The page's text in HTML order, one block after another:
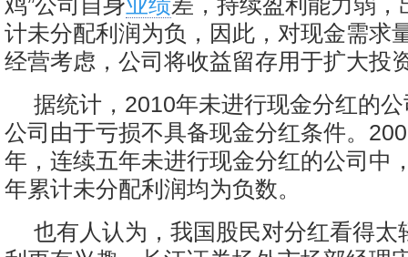
计未分配利润为负，因此，对现金需求
经营考虑，公司将收益留存用于扩大投
据统计，2010年未进行现金分红的
公司由于亏损不具备现金分红条件。
年，连续五年未进行现金分红的公司中
年累计未分配利润均为负数。
也有人认为，我国股民对分红看得太